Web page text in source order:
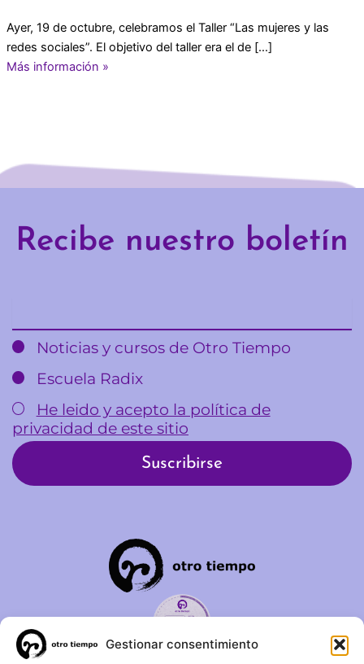
Gestionar consentimiento
Ayer, 19 de octubre, celebramos el Taller “Las mujeres y las
redes sociales”. El objetivo del taller era el de […]
Más información »
Recibe nuestro boletín
Noticias y cursos de Otro Tiempo
Escuela Radix
He leido y acepto la política de
privacidad de este sitio